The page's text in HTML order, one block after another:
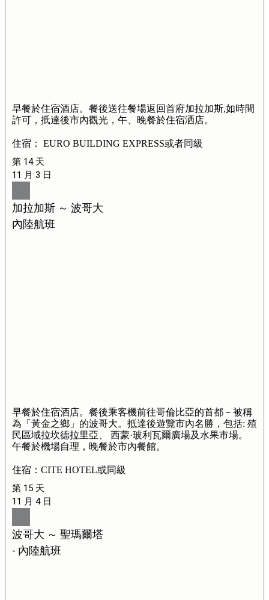
早餐於住宿酒店。餐後送往餐場返回首府加拉加斯,如時間
許可，扺達後市內觀光，午、晚餐於住宿洒店。
住宿： EURO BUILDING EXPRESS或者同級
第 14 天
11 月 3 日
加拉加斯 ～ 波哥大
內陸航班
早餐於住宿酒店。餐後乘客機前往哥倫比亞的首都－被稱
為「黃金之鄉」的波哥大。抵達後遊覽市內名勝，包括: 殖
民區域拉坎德拉里亞、 西蒙·玻利瓦爾廣場及水果市場。
午餐於機場自理，晚餐於市內餐館。
住宿：CITE HOTEL或同級
第 15 天
11 月 4 日
波哥大 ～ 聖瑪爾塔
- 內陸航班